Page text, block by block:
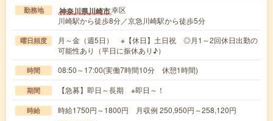
勤務地 神奈川県川崎市幸区
川崎駅から徒歩8分／京急川崎駅から徒歩5分
曜日頻度
月～金（週5日） ※【休日】土日祝 ◎月1～2回休日出勤の
可能性あり（平日に振休あり♪）
時間 08:50～17:00(実働7時間10分 休憩1時間)
期間 【急募】即日～長期 ※即日～！
時給 時給1750円～1800円 月収例 250,950円～258,120円